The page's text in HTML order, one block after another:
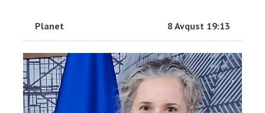
Planet 8 Avqust 19:13